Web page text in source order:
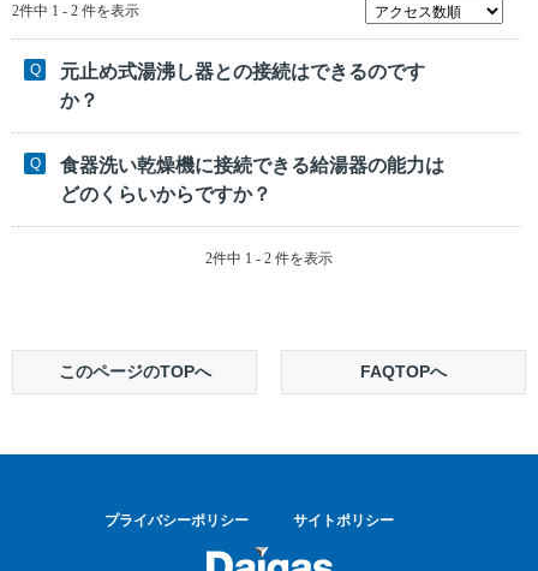
2件中 1 - 2 件を表示
元止め式湯沸し器との接続はできるのです
か？
食器洗い乾燥機に接続できる給湯器の能力は
どのくらいからですか？
2件中 1 - 2 件を表示
このページのTOPへ FAQTOPへ
プライバシーポリシー サイトポリシー